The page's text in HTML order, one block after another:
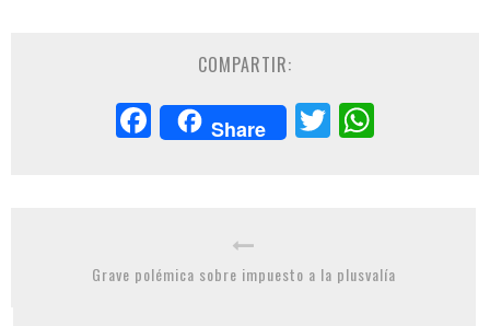
COMPARTIR:
Facebook
Share Twitter
Grave polémica sobre impuesto a la plusvalía